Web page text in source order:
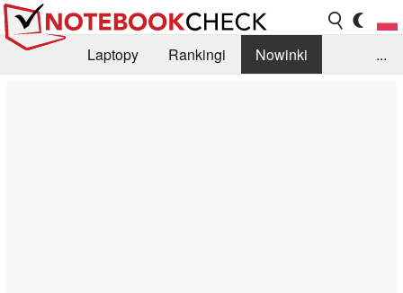
Laptopy Rankingi
Nowinki
...